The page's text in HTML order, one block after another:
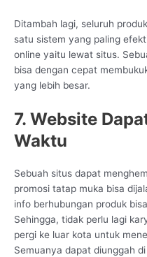
Ditambah lagi, seluruh
satu sistem yang paling
online yaitu lewat situs.
bisa dengan cepat
yang lebih besar.
7. Website
Waktu
Sebuah situs dapat
promosi tatap muka bisa
info berhubungan produk
Sehingga, tidak perlu lagi
pergi ke luar kota untuk
Semuanya dapat diunggah